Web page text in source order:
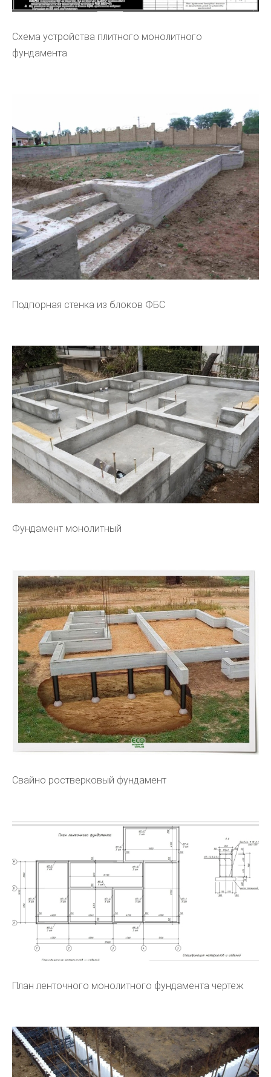
Схема устройства плитного монолитного
фундамента
Подпорная стенка из блоков ФБС
Фундамент монолитный
Свайно ростверковый фундамент
План ленточного монолитного фундамента чертеж